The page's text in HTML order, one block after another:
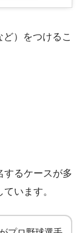
）をつけるこ
するケースが多
います。